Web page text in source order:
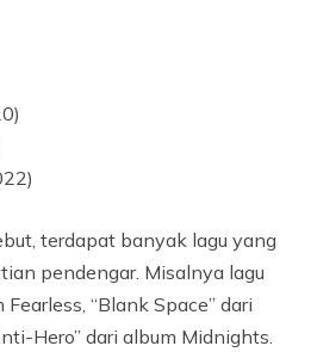
terdapat banyak lagu yang
pendengar. Misalnya lagu
“Blank Space” dari
Hero” dari album Midnights.